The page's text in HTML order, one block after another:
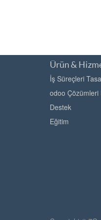
Ürün &
İş Süreçleri
odoo Çözümleri
Destek
Eğitim